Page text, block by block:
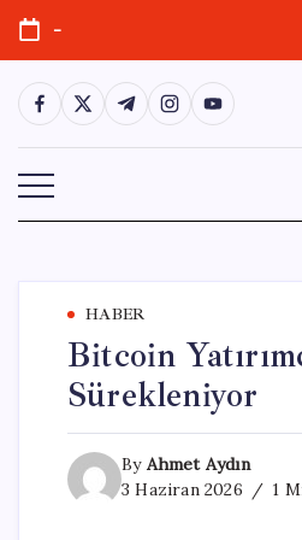
Skip
content
-
https://www.facebook.com/
https://twitter.com/
https://t.me/
https://https://
HABER
Bitcoin
Sürekleniyor
By Ahmet Aydın
3 Haziran 2026
1